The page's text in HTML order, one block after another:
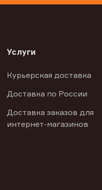
Услуги
Курьерская доставка
Доставка по России
Доставка заказов для
интернет-магазинов